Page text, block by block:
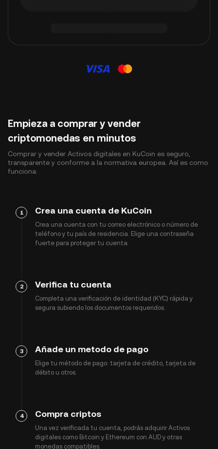
Empieza a comprar y vender
criptomonedas en minutos
Comprar y vender Activos digitales en KuCoin es seguro,
transparente y conforme a la normativa europea. Así es como
funciona:
1 Crea una cuenta de KuCoin
Crea una cuenta con tu correo electrónico o número de
teléfono y tu país de residencia. Elige una contraseña
fuerte para proteger tu cuenta.
2 Verifica tu cuenta
Completa una verificación de identidad (KYC) rápida y
segura subiendo los documentos requeridos.
3 Añade un metodo de pago
Elige tu método de pago: tarjeta de crédito, tarjeta de
débito u otros.
4 Compra criptos
Una vez verificada tu cuenta, podrás adquirir Activos
digitales como Bitcoin y Ethereum con AUD y otras
monedas compatibles.